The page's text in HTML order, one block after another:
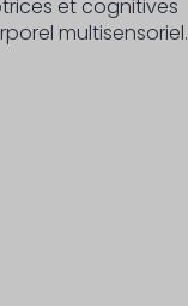
et cognitives
multisensoriel.